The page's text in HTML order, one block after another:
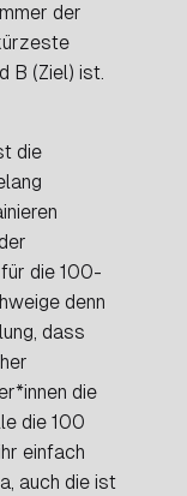
der
B (Ziel) ist.
die
die 100-
denn
dass
die
die 100
einfach
auch die ist